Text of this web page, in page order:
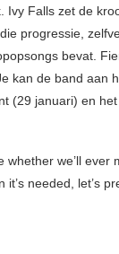
Ivy Falls zet de
progressie,
bevat.
kan de band aan
(29 januari) en
whether we’ll ever
it’s needed, let’s